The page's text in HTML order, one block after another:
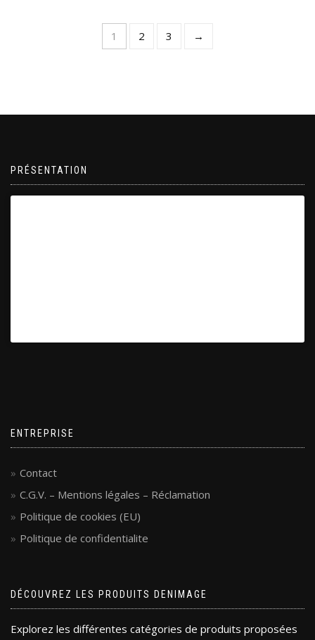
1 2 3 →
PRÉSENTATION
ENTREPRISE
Contact
C.G.V. – Mentions légales – Réclamation
Politique de cookies (EU)
Politique de confidentialite
DÉCOUVREZ LES PRODUITS DENIMAGE
Explorez les différentes catégories de produits proposées